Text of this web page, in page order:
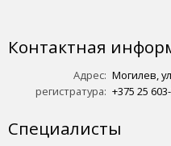
Контактная
Адрес: Могилев,
регистратура: +375 25
Специалисты